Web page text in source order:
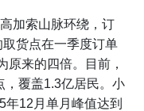
加索山脉环绕，订
货点在一季度订单
原来的四倍。目前，
，覆盖1.3亿居民。小
12月单月峰值达到